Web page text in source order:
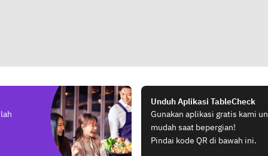
Unduh Aplikasi TableCheck
Gunakan aplikasi gratis kami
mudah saat bepergian!
Pindai kode QR di bawah ini.